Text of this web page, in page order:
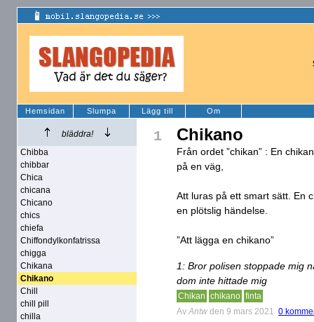
Hemsidan Slumpa Lägg till Om
bläddra!
Chibba
chibbar
Chica
chicana
Chicano
chics
chiefa
Chiffondylkonfatrissa
chigga
Chikana
Chikano
Chill
chill pill
chilla
1 Chikano
Från ordet ”chikan” : En
på en väg,
Att luras på ett smart sätt. En
en plötslig händelse.
”Att lägga en chikano”
1: Bror polisen stoppade mig
dom inte hittade mig
Chikan chikano finta
Av Antw den 9 mars 2021 0